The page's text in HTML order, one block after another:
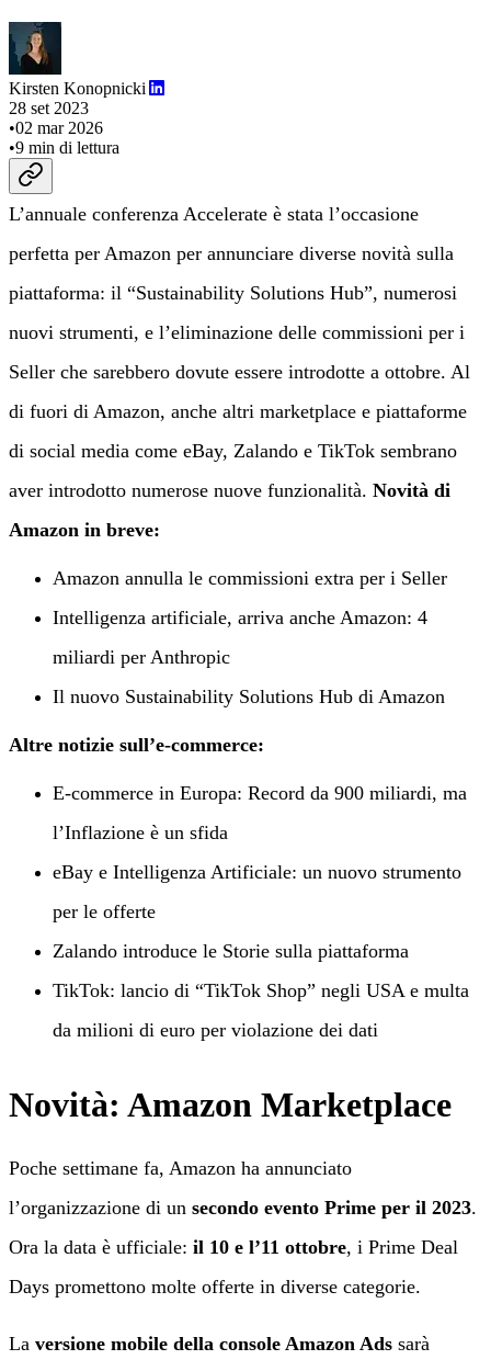
Kirsten Konopnicki
28 set 2023
•02 mar 2026
•9 min di lettura
L’annuale conferenza Accelerate è stata l’occasione
perfetta per Amazon per annunciare diverse novità sulla
piattaforma: il “Sustainability Solutions Hub”, numerosi
nuovi strumenti, e l’eliminazione delle commissioni per i
Seller che sarebbero dovute essere introdotte a ottobre. Al
di fuori di Amazon, anche altri marketplace e piattaforme
di social media come eBay, Zalando e TikTok sembrano
aver introdotto numerose nuove funzionalità. Novità di
Amazon in breve:
Amazon annulla le commissioni extra per i Seller
Intelligenza artificiale, arriva anche Amazon: 4
miliardi per Anthropic
Il nuovo Sustainability Solutions Hub di Amazon
Altre notizie sull’e-commerce:
E-commerce in Europa: Record da 900 miliardi, ma
l’Inflazione è un sfida
eBay e Intelligenza Artificiale: un nuovo strumento
per le offerte
Zalando introduce le Storie sulla piattaforma
TikTok: lancio di “TikTok Shop” negli USA e multa
da milioni di euro per violazione dei dati
Novità: Amazon Marketplace
Poche settimane fa, Amazon ha annunciato
l’organizzazione di un secondo evento Prime per il 2023.
Ora la data è ufficiale: il 10 e l’11 ottobre, i Prime Deal
Days promettono molte offerte in diverse categorie.
La versione mobile della console Amazon Ads sarà